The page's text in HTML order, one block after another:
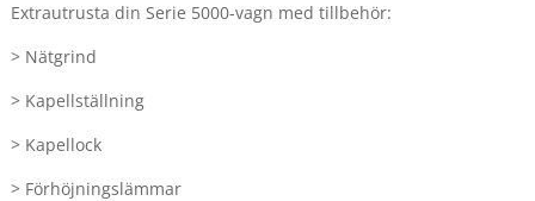
Extrautrusta din Serie 5000-vagn med tillbehör:
> Nätgrind
> Kapellställning
> Kapellock
> Förhöjningslämmar